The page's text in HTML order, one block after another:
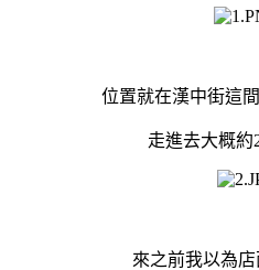
位置就在漢中街這
走進去大概約
來之前我以為